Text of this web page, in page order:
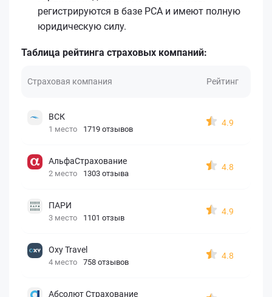
регистрируются в базе РСА и имеют полную
юридическую силу.
Таблица рейтинга страховых компаний:
Страховая компания Рейтинг
ВСК
1 место 1719 отзывов
4.9
АльфаСтрахование
2 место 1303 отзыва
4.8
ПАРИ
3 место 1101 отзыв
4.9
Oxy Travel
4 место 758 отзывов
4.8
Абсолют Страхование